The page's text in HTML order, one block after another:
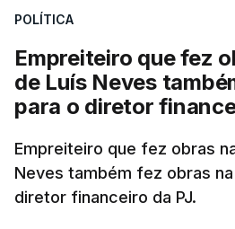
POLÍTICA
Empreiteiro que fez
de Luís Neves
para o diretor
Empreiteiro que fez obras
Neves também fez obras
diretor financeiro da PJ.